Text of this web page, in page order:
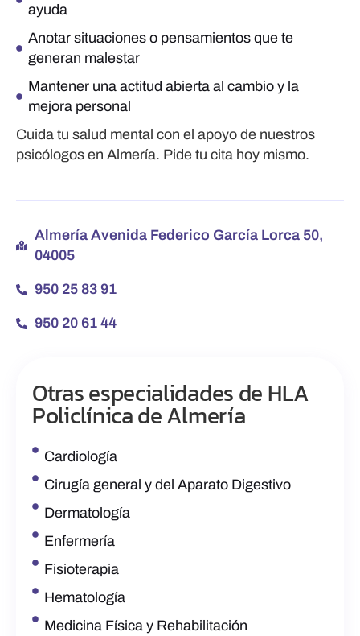
ayuda
Anotar situaciones o pensamientos que te
generan malestar
Mantener una actitud abierta al cambio y la
mejora personal
Cuida tu salud mental con el apoyo de nuestros
psicólogos en Almería. Pide tu cita hoy mismo.
Almería Avenida Federico García Lorca 50,
04005
950 25 83 91
950 20 61 44
Otras especialidades de HLA
Policlínica de Almería
Cardiología
Cirugía general y del Aparato Digestivo
Dermatología
Enfermería
Fisioterapia
Hematología
Medicina Física y Rehabilitación